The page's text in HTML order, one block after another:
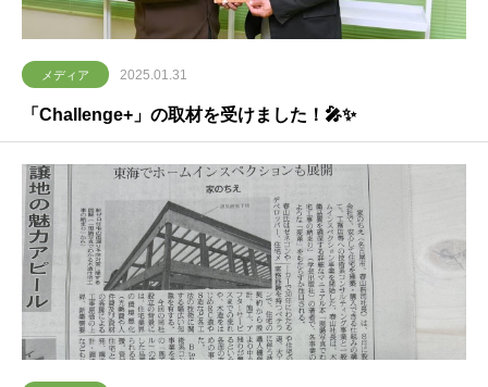
メディア 2025.01.31
「Challenge+」の取材を受けました！🎤✨